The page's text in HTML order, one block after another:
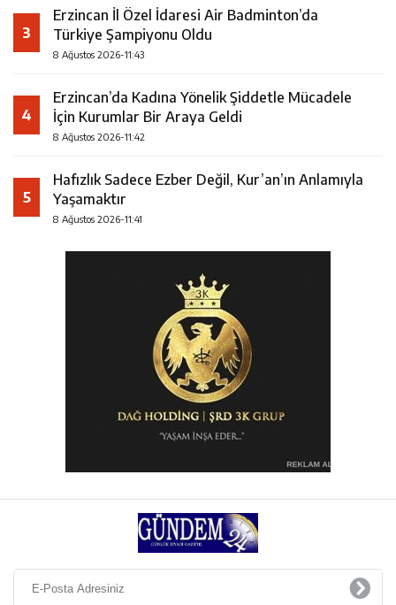
3
Erzincan İl Özel İdaresi Air Badminton’da
Türkiye Şampiyonu Oldu
8 Ağustos 2026-11:43
4
Erzincan’da Kadına Yönelik Şiddetle Mücadele
İçin Kurumlar Bir Araya Geldi
8 Ağustos 2026-11:42
5
Hafızlık Sadece Ezber Değil, Kur’an’ın Anlamıyla
Yaşamaktır
8 Ağustos 2026-11:41